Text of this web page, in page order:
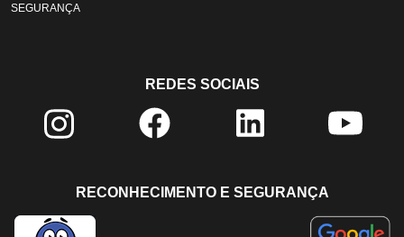
SEGURANÇA
REDES SOCIAIS
RECONHECIMENTO E SEGURANÇA